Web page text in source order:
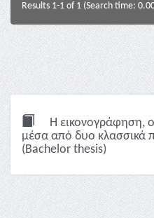
Results 1-1 of 1 (Search time:
Η εικονογράφηση, ο
μέσα από δυο κλασσικά
(Bachelor thesis)